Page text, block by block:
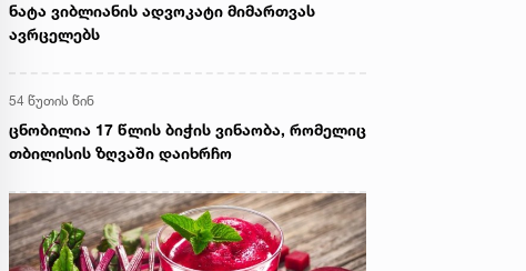
ნატა ვიბლიანის ადვოკატი მიმართვას
ავრცელებს
54 წუთის წინ
ცნობილია 17 წლის ბიჭის ვინაობა, რომელიც
თბილისის ზღვაში დაიხრჩო